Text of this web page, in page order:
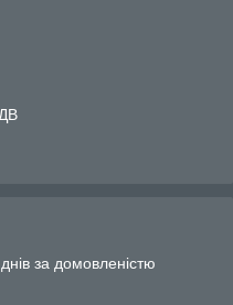
за домовленістю